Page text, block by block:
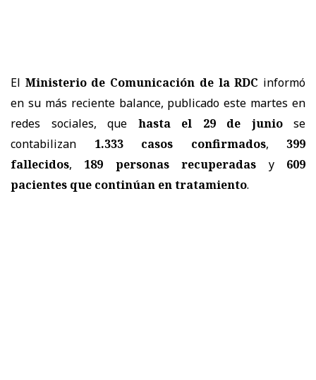
El Ministerio de Comunicación de la RDC informó
en su más reciente balance, publicado este martes en
redes sociales, que hasta el 29 de juniose
contabilizan 1.333 casos confirmados, 399
fallecidos, 189 personas recuperadas y 609
pacientes que continúan en tratamiento.